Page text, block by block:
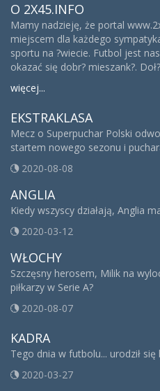
O 2X45.INFO
Mamy nadzieję, że portal
miejscem dla każdego
sportu na ?wiecie. Futbol jest
okazać się dobr? mieszank?.
więcej...
EKSTRAKLASA
Mecz o Superpuchar Polski
startem nowego sezonu i
2020-08-08
ANGLIA
Kiedy wszyscy działają, Anglia
2020-03-12
WŁOCHY
Szczęsny herosem, Milik na
piłkarzy w Serie A?
2020-08-07
KADRA
Tego dnia w futbolu... urodził
2020-03-27